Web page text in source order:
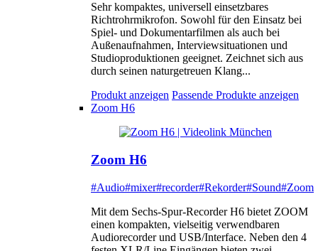
Sehr kompaktes, universell einsetzbares
Richtrohrmikrofon. Sowohl für den Einsatz bei
Spiel- und Dokumentarfilmen als auch bei
Außenaufnahmen, Interviewsituationen und
Studioproduktionen geeignet. Zeichnet sich aus
durch seinen naturgetreuen Klang...
Produkt anzeigen Passende Produkte anzeigen
Zoom H6
Zoom H6
#Audio#mixer#recorder#Rekorder#Sound#Zoom
Mit dem Sechs-Spur-Recorder H6 bietet ZOOM
einen kompakten, vielseitig verwendbaren
Audiorecorder und USB/Interface. Neben den 4